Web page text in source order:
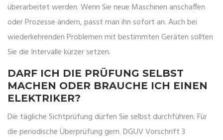
überarbeitet werden. Wenn Sie neue Maschinen anschaffen
oder Prozesse ändern, passt man ihn sofort an. Auch bei
wiederkehrenden Problemen mit bestimmten Geräten sollten
Sie die Intervalle kürzer setzen.
DARF ICH DIE PRÜFUNG SELBST
MACHEN ODER BRAUCHE ICH EINEN
ELEKTRIKER?
Die tägliche Sichtprüfung dürfen Sie selbst durchführen. Für
die periodische Überprüfung gem. DGUV Vorschrift 3